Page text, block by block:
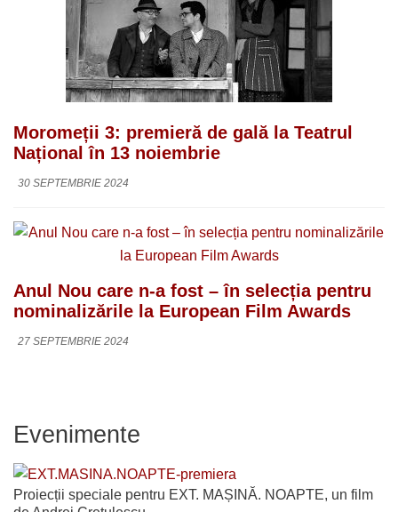
Moromeții 3: premieră de gală la Teatrul
Național în 13 noiembrie
30 SEPTEMBRIE 2024
Anul Nou care n-a fost – în selecția pentru
nominalizările la European Film Awards
27 SEPTEMBRIE 2024
Evenimente
Proiecții speciale pentru EXT. MAȘINĂ. NOAPTE, un film